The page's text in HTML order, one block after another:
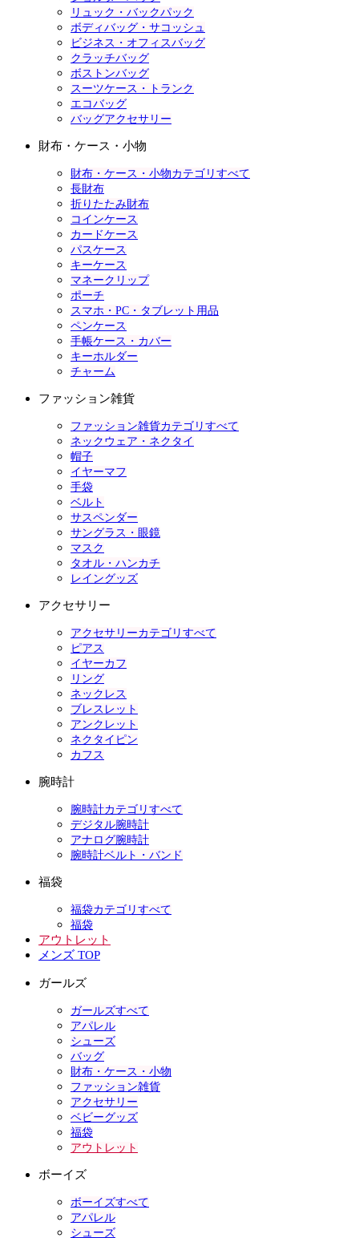
リュック・バックパック
ボディバッグ・サコッシュ
ビジネス・オフィスバッグ
クラッチバッグ
ボストンバッグ
スーツケース・トランク
エコバッグ
バッグアクセサリー
財布・ケース・小物
財布・ケース・小物カテゴリすべて
長財布
折りたたみ財布
コインケース
カードケース
パスケース
キーケース
マネークリップ
ポーチ
スマホ・PC・タブレット用品
ペンケース
手帳ケース・カバー
キーホルダー
チャーム
ファッション雑貨
ファッション雑貨カテゴリすべて
ネックウェア・ネクタイ
帽子
イヤーマフ
手袋
ベルト
サスペンダー
サングラス・眼鏡
マスク
タオル・ハンカチ
レイングッズ
アクセサリー
アクセサリーカテゴリすべて
ピアス
イヤーカフ
リング
ネックレス
ブレスレット
アンクレット
ネクタイピン
カフス
腕時計
腕時計カテゴリすべて
デジタル腕時計
アナログ腕時計
腕時計ベルト・バンド
福袋
福袋カテゴリすべて
福袋
アウトレット
メンズ TOP
ガールズ
ガールズすべて
アパレル
シューズ
バッグ
財布・ケース・小物
ファッション雑貨
アクセサリー
ベビーグッズ
福袋
アウトレット
ボーイズ
ボーイズすべて
アパレル
シューズ